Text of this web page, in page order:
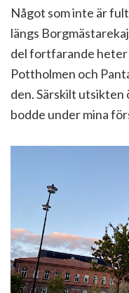
Något som inte är
längs
del fortfarande heter
Pottholmen och
den. Särskilt utsikten
bodde under mina